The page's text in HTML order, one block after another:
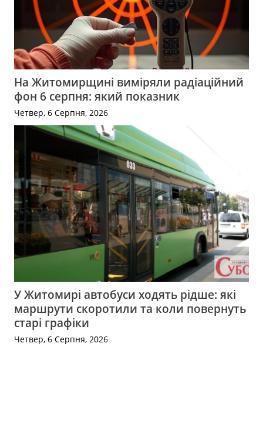
На Житомирщині виміряли радіаційний
фон 6 серпня: який показник
Четвер, 6 Серпня, 2026
У Житомирі автобуси ходять рідше: які
маршрути скоротили та коли повернуть
старі графіки
Четвер, 6 Серпня, 2026